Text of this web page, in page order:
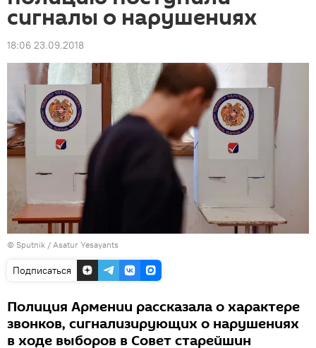
сигналы о нарушениях
18:06 23.09.2018
© Sputnik / Asatur Yesayants
Подписаться
Полиция Армении рассказала о характере
звонков, сигнализирующих о нарушениях
в ходе выборов в Совет старейшин